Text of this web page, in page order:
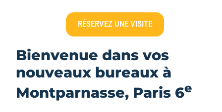
RÉSERVEZ UNE VISITE
Bienvenue dans vos
nouveaux bureaux à
Montparnasse, Paris 6e